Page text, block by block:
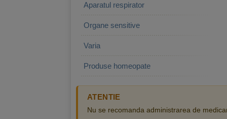
Aparatul respirator
Organe sensitive
Varia
Produse homeopate
ATENTIE
Nu se recomanda administrarea de